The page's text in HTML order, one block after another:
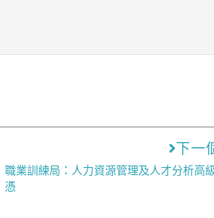
下一
職業訓練局：人力資源管理及人才分析高
憑